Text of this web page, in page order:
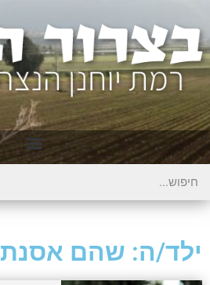
ילד/ה: שהם אסנת